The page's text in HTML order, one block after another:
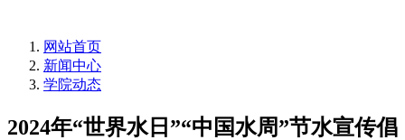
网站首页
新闻中心
学院动态
2024年“世界水日”“中国水周”节水宣传倡